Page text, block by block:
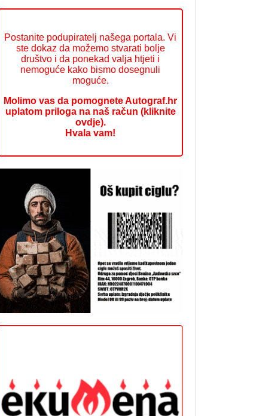
Postanite podupiratelj našega portala. Vi
ste dokaz da možemo stvarati bolje
društvo i da ponekad valja htjeti i
nemoguće kako bismo dosegnuli
moguće.
Molimo vas da pomognete Autograf.hr
uplatom priloga na naš račun (kliknite
ovdje).
Hvala vam!